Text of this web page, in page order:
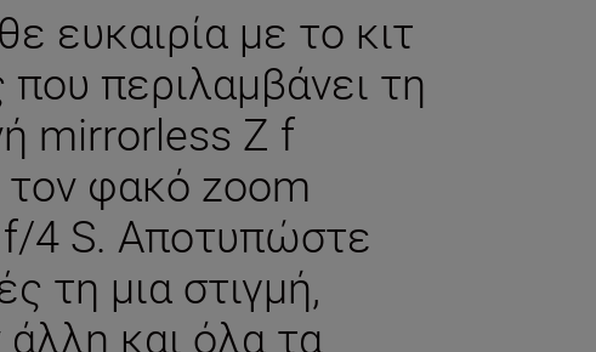
ευκαιρία με το κιτ
περιλαμβάνει τη
mirrorless Ζ f
φακό zoom
4 S. Αποτυπώστε
τη μια στιγμή,
άλλη και όλα τα